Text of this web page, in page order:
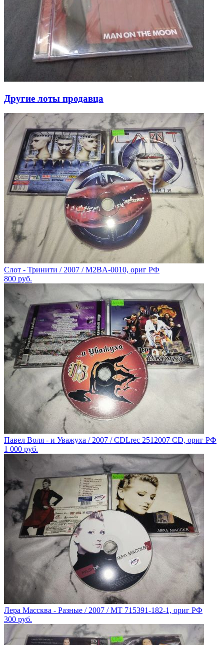
Другие лоты продавца
Слот - Тринити / 2007 / M2BA-0010, ориг РФ
800 руб.
Павел Воля - и Уважуха / 2007 / CDLrec 2512007 CD, ориг РФ
1 000 руб.
Лера Массква - Разные / 2007 / MT 715391-182-1, ориг РФ
300 руб.